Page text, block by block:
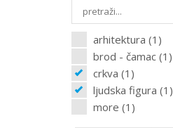
arhitektura (1)
brod - čamac (1)
crkva (1)
ljudska figura (1)
more (1)